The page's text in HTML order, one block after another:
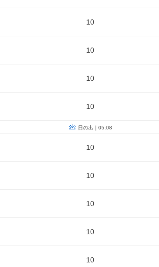
10
10
10
10
日の出｜05:08
10
10
10
10
10